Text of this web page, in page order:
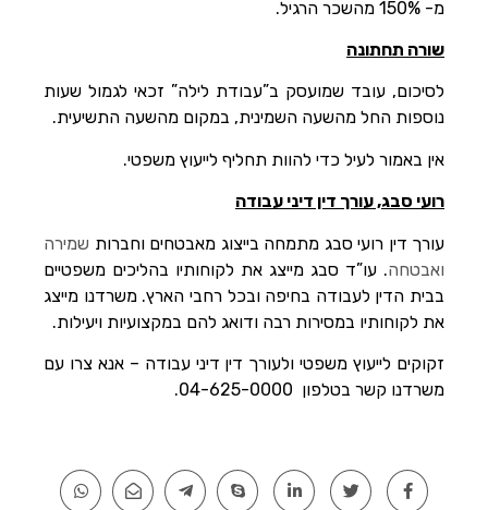
מ- 150% מהשכר הרגיל.
שורה תחתונה
לסיכום, עובד שמועסק ב”עבודת לילה” זכאי לגמול שעות
נוספות החל מהשעה השמינית, במקום מהשעה התשיעית.
אין באמור לעיל כדי להוות תחליף לייעוץ משפטי.
רועי סבג, עורך דין דיני עבודה
עורך דין רועי סבג מתמחה בייצוג מאבטחים וחברות שמירה
ואבטחה. עו”ד סבג מייצג את לקוחותיו בהליכים משפטיים
בבית הדין לעבודה בחיפה ובכל רחבי הארץ. משרדנו מייצג
את לקוחותיו במסירות רבה ודואג להם במקצועיות ויעילות.
זקוקים לייעוץ משפטי ולעורך דין דיני עבודה – אנא צרו עם
משרדנו קשר בטלפון 04-625-0000.